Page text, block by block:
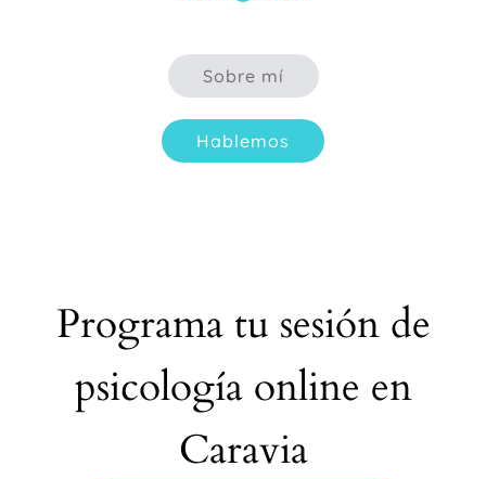
Sobre mí
Hablemos
Programa tu sesión de
psicología online en
Caravia